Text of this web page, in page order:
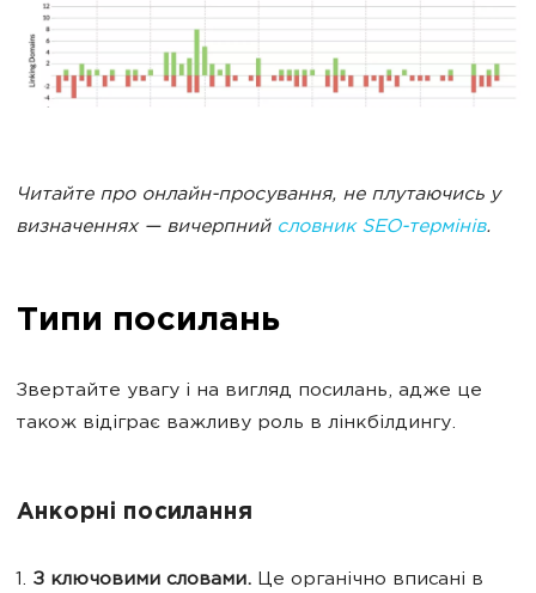
Читайте про онлайн-просування, не плутаючись у
визначеннях — вичерпний словник SEO-термінів.
Типи посилань
Звертайте увагу і на вигляд посилань, адже це
також відіграє важливу роль в лінкбілдингу.
Анкорні посилання
1. З ключовими словами. Це органічно вписані в